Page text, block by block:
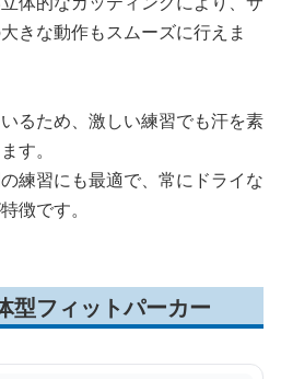
きな動作もスムーズに行えま
るため、激しい練習でも汗を素
す。
練習にも最適で、常にドライな
徴です。
型フィットパーカー